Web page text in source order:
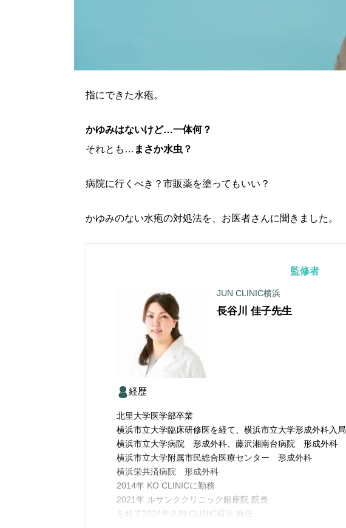
指にできた水疱。
かゆみはないけど…一体何？
それとも… まさか水虫？
病院に行くべき？市販薬を塗ってもいい？
かゆみのない水疱の対処法を、お医者さんに聞きました。
監修者
JUN CLINIC横浜
長谷川 佳子先生
経歴
北里大学医学部卒業
横浜市立大学臨床研修医を経て、横浜市立大学形成外科入局
横浜市立大学病院 形成外科、藤沢湘南台病院 形成外科
横浜市立大学附属市民総合医療センター 形成外科
横浜栄共済病院 形成外科
2014年 KO CLINICに勤務
2021年 ルサンククリニック銀座院 院長
を経て2024年JUN CLINIC横浜 就任